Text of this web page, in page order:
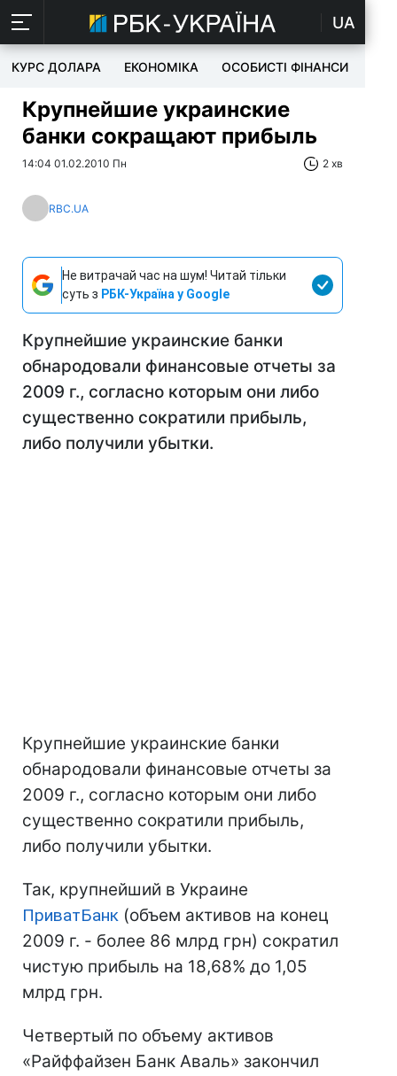
UA
КУРС ДОЛАРА ЕКОНОМІКА ОСОБИСТІ ФІНАНСИ
Крупнейшие украинские
банки сокращают прибыль
14:04 01.02.2010 Пн 2 хв
RBC.UA
Не витрачай час на шум! Читай тільки
суть з РБК-Україна у Google
Крупнейшие украинские банки
обнародовали финансовые отчеты за
2009 г., согласно которым они либо
существенно сократили прибыль,
либо получили убытки.
Крупнейшие украинские банки
обнародовали финансовые отчеты за
2009 г., согласно которым они либо
существенно сократили прибыль,
либо получили убытки.
Так, крупнейший в Украине
ПриватБанк (объем активов на конец
2009 г. - более 86 млрд грн) сократил
чистую прибыль на 18,68% до 1,05
млрд грн.
Четвертый по объему активов
«Райффайзен Банк Аваль» закончил